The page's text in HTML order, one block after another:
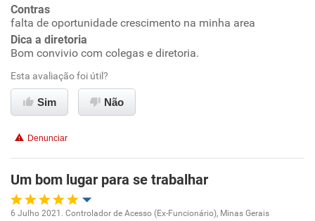
Conciliação com a vida familiar
Benefícios
Recomenda esta empresa
Contras
falta de oportunidade crescimento na minha area
Dica a diretoria
Bom convivio com colegas e diretoria.
Esta avaliação foi útil?
Sim Não
Denunciar
Um bom lugar para se trabalhar
6 Julho 2021. Controlador de Acesso (Ex-Funcionário), Minas Gerais